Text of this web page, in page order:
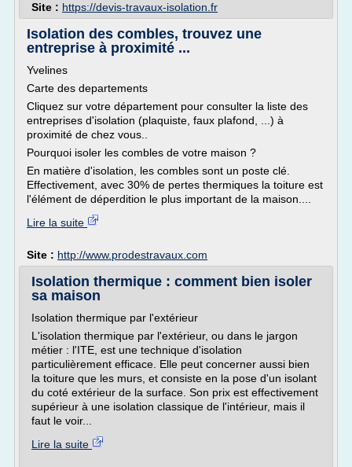
Site : https://devis-travaux-isolation.fr
Isolation des combles, trouvez une
entreprise à proximité ...
Yvelines
Carte des departements
Cliquez sur votre département pour consulter la liste des
entreprises d'isolation (plaquiste, faux plafond, ...) à
proximité de chez vous..
Pourquoi isoler les combles de votre maison ?
En matière d'isolation, les combles sont un poste clé.
Effectivement, avec 30% de pertes thermiques la toiture est
l'élément de déperdition le plus important de la maison....
Lire la suite
Site : http://www.prodestravaux.com
Isolation thermique : comment bien isoler
sa maison
Isolation thermique par l'extérieur
L'isolation thermique par l'extérieur, ou dans le jargon
métier : l'ITE, est une technique d'isolation
particulièrement efficace. Elle peut concerner aussi bien
la toiture que les murs, et consiste en la pose d'un isolant
du coté extérieur de la surface. Son prix est effectivement
supérieur à une isolation classique de l'intérieur, mais il
faut le voir...
Lire la suite